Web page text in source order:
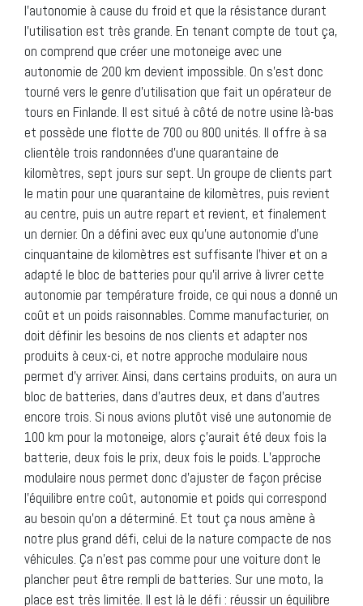
l’autonomie à cause du froid et que la résistance durant
l’utilisation est très grande. En tenant compte de tout ça,
on comprend que créer une motoneige avec une
autonomie de 200 km devient impossible. On s’est donc
tourné vers le genre d’utilisation que fait un opérateur de
tours en Finlande. Il est situé à côté de notre usine là-bas
et possède une flotte de 700 ou 800 unités. Il offre à sa
clientèle trois randonnées d’une quarantaine de
kilomètres, sept jours sur sept. Un groupe de clients part
le matin pour une quarantaine de kilomètres, puis revient
au centre, puis un autre repart et revient, et finalement
un dernier. On a défini avec eux qu’une autonomie d’une
cinquantaine de kilomètres est suffisante l’hiver et on a
adapté le bloc de batteries pour qu’il arrive à livrer cette
autonomie par température froide, ce qui nous a donné un
coût et un poids raisonnables. Comme manufacturier, on
doit définir les besoins de nos clients et adapter nos
produits à ceux-ci, et notre approche modulaire nous
permet d’y arriver. Ainsi, dans certains produits, on aura un
bloc de batteries, dans d’autres deux, et dans d’autres
encore trois. Si nous avions plutôt visé une autonomie de
100 km pour la motoneige, alors ç’aurait été deux fois la
batterie, deux fois le prix, deux fois le poids. L’approche
modulaire nous permet donc d’ajuster de façon précise
l’équilibre entre coût, autonomie et poids qui correspond
au besoin qu’on a déterminé. Et tout ça nous amène à
notre plus grand défi, celui de la nature compacte de nos
véhicules. Ça n’est pas comme pour une voiture dont le
plancher peut être rempli de batteries. Sur une moto, la
place est très limitée. Il est là le défi : réussir un équilibre